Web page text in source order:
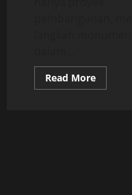
Read MoreRead
more